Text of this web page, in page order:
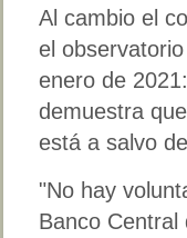
Al cambio el
el
enero de
demuestra
está a salvo
"No hay
Banco Central